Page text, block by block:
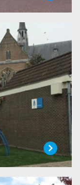
alle leerlingen
en over elkaar te
leren.
LEES MEER